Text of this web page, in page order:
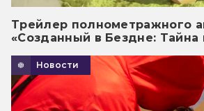
Трейлер полнометражного
«Созданный в Бездне:
Новости